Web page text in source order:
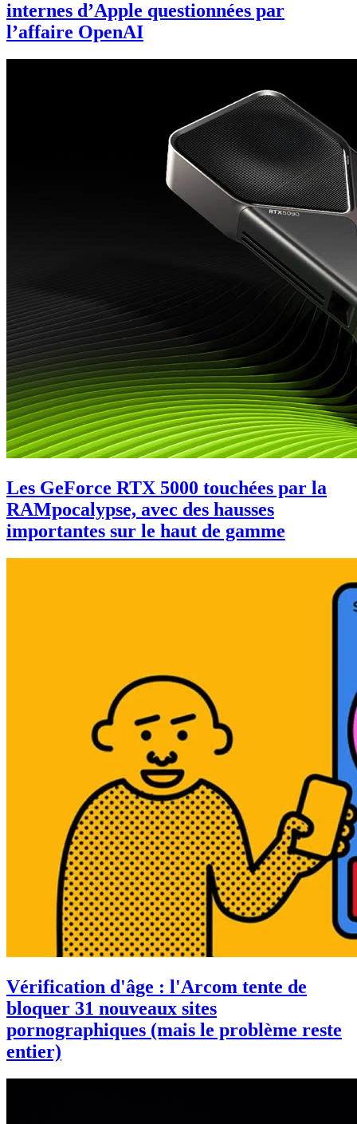
internes d’Apple questionnées par
l’affaire OpenAI
Les GeForce RTX 5000 touchées par la
RAMpocalypse, avec des hausses
importantes sur le haut de gamme
Vérification d'âge : l'Arcom tente de
bloquer 31 nouveaux sites
pornographiques (mais le problème reste
entier)